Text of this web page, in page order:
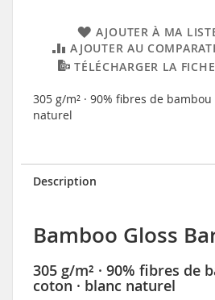
AJOUTER À MA
AJOUTER AU
TÉLÉCHARGER LA
305 g/m² · 90% fibres de bambou
naturel
Description
Bamboo Gloss
305 g/m² · 90% fibres de
coton · blanc naturel